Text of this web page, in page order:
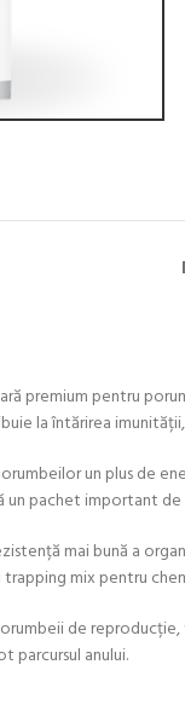
premium pentru
la întărirea
un plus de
pachet important
mai bună a
mix pentru
de
parcursul anului.